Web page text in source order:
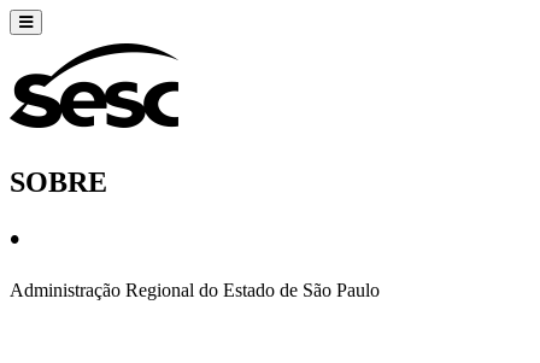
SOBRE
•
Administração Regional do Estado de São Paulo